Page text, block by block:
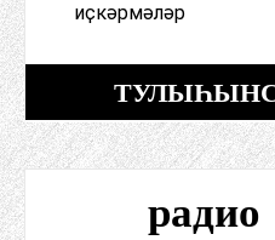
иҫкәрмәләр
радио